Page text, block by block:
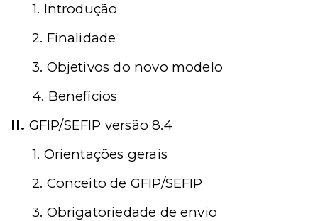
1. Introdução
2. Finalidade
3. Objetivos do novo modelo
4. Benefícios
II. GFIP/SEFIP versão 8.4
1. Orientações gerais
2. Conceito de GFIP/SEFIP
3. Obrigatoriedade de envio